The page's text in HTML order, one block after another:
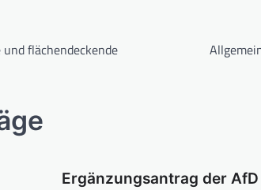
flächendeckende
Ergänzungsantrag der